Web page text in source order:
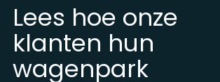
Lees hoe onze
klanten hun
wagenpark